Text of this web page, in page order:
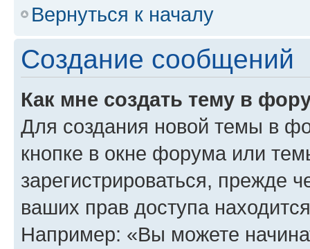
Вернуться к началу
Создание сообщений
Как мне создать тему в
Для создания новой темы в
кнопке в окне форума или
зарегистрироваться, прежде
ваших прав доступа
Например: «Вы можете